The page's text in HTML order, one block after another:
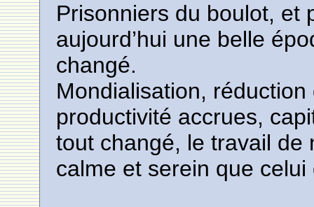
Prisonniers du boulot, et
aujourd’hui une belle
changé.
Mondialisation,
productivité accrues,
tout changé, le travail de
calme et serein que